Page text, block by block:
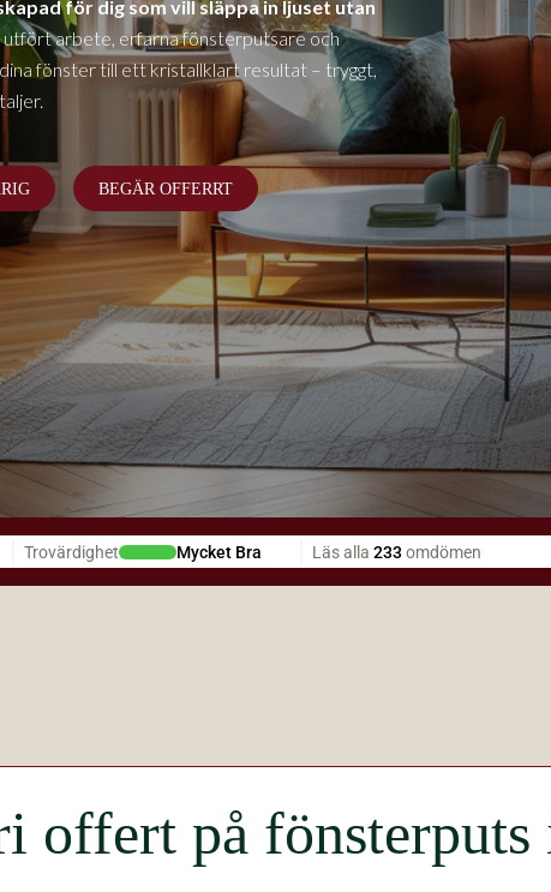
för dig som vill släppa in ljuset utan
utfört arbete, erfarna fönsterputsare och
fönster till ett kristallklart resultat – tryggt,
BEGÄR OFFERRT
offert på